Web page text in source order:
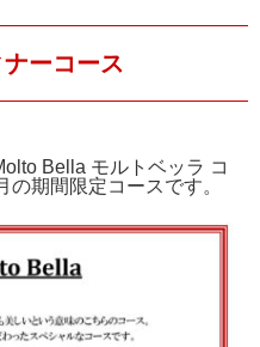
ーコース
Bella モルトベッラ コ
期間限定コースです。